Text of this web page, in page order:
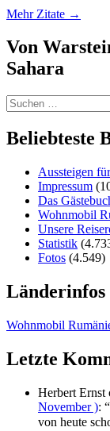
Mehr Zitate →
Von
Sahara
Suchen
nach:
Beliebteste
Aussteigen
Impressum
Das
Wohnmobil
Unsere
Statistik
Fotos (4.549)
Länderinfos
Wohnmobil
Letzte
Herbert Ernst
November ): “
von heute